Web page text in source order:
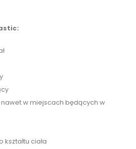
w miejscach będących w
ciała